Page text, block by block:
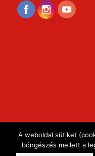
A weboldal sütiket
böngészés mellett a